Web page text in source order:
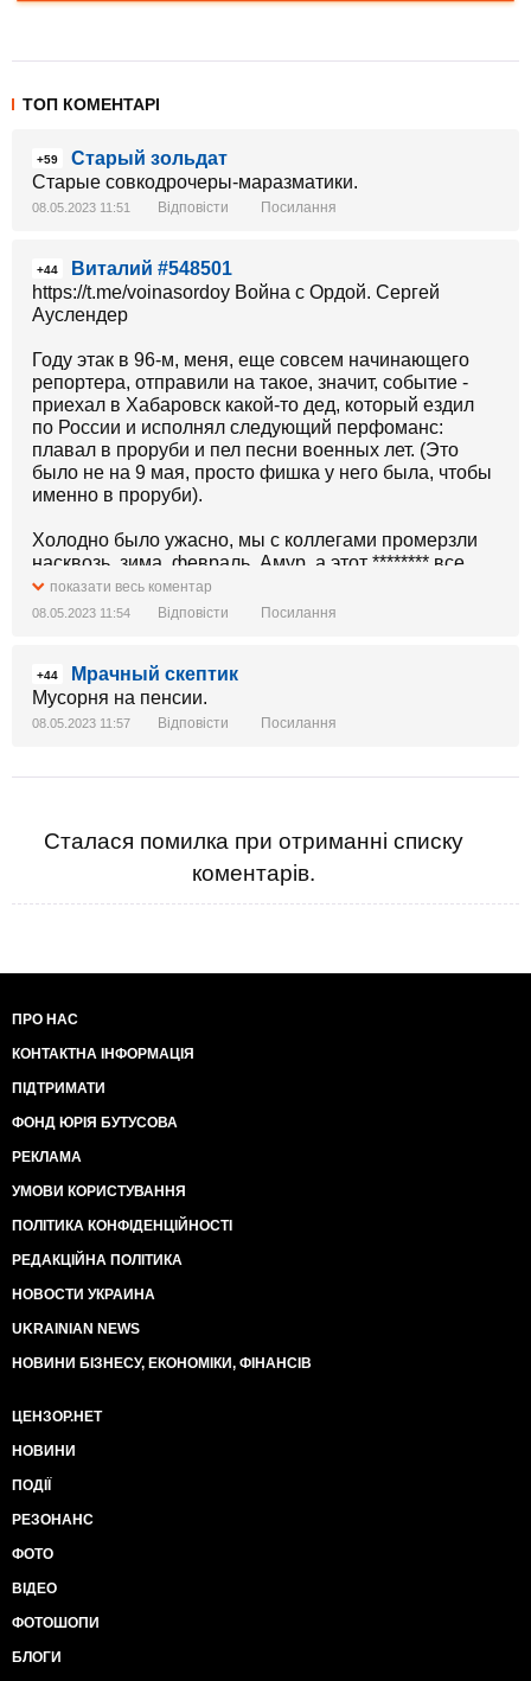
ТОП КОМЕНТАРІ
+59
Старый зольдат
Старые совкодрочеры-маразматики.
08.05.2023 11:51 Відповісти Посилання
+44
Виталий #548501
https://t.me/voinasordoy Война с Ордой. Сергей
Ауслендер
Году этак в 96-м, меня, еще совсем начинающего
репортера, отправили на такое, значит, событие -
приехал в Хабаровск какой-то дед, который ездил
по России и исполнял следующий перфоманс:
плавал в проруби и пел песни военных лет. (Это
было не на 9 мая, просто фишка у него была, чтобы
именно в проруби).
Холодно было ужасно, мы с коллегами промерзли
насквозь, зима, февраль, Амур, а этот ******** все
плавал и пел «Вставай страна огромная…
Тоненький синий платочек..», пока его уже почти
Посмотрев видео из Тюмени, где «Бессмертный
полк» поплыл с портретами в каком-то болоте, я
показати весь коментар
08.05.2023 11:54 Відповісти Посилання
+44
Мрачный скептик
Мусорня на пенсии.
08.05.2023 11:57 Відповісти Посилання
Сталася помилка при отриманні списку
коментарів.
ПРО НАС
КОНТАКТНА ІНФОРМАЦІЯ
ПІДТРИМАТИ
ФОНД ЮРІЯ БУТУСОВА
РЕКЛАМА
УМОВИ КОРИСТУВАННЯ
ПОЛІТИКА КОНФІДЕНЦІЙНОСТІ
РЕДАКЦІЙНА ПОЛІТИКА
НОВОСТИ УКРАИНА
UKRAINIAN NEWS
НОВИНИ БІЗНЕСУ, ЕКОНОМІКИ, ФІНАНСІВ
ЦЕНЗОР.НЕТ
НОВИНИ
ПОДІЇ
РЕЗОНАНС
ФОТО
ВІДЕО
ФОТОШОПИ
БЛОГИ